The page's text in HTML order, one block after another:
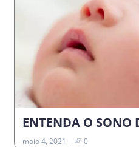
ENTENDA O SONO
maio 4, 2021 0